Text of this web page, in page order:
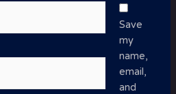
Save
my
name,
email,
and